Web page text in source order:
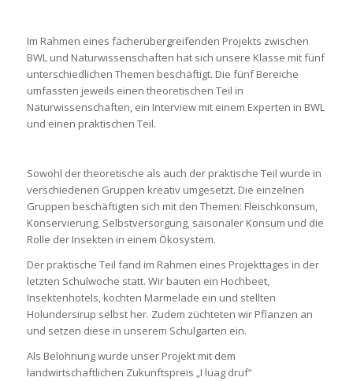
Im Rahmen eines fächerübergreifenden Projekts zwischen
BWL und Naturwissenschaften hat sich unsere Klasse mit fünf
unterschiedlichen Themen beschäftigt. Die fünf Bereiche
umfassten jeweils einen theoretischen Teil in
Naturwissenschaften, ein Interview mit einem Experten in BWL
und einen praktischen Teil.
Sowohl der theoretische als auch der praktische Teil wurde in
verschiedenen Gruppen kreativ umgesetzt. Die einzelnen
Gruppen beschäftigten sich mit den Themen: Fleischkonsum,
Konservierung, Selbstversorgung, saisonaler Konsum und die
Rolle der Insekten in einem Ökosystem.
Der praktische Teil fand im Rahmen eines Projekttages in der
letzten Schulwoche statt. Wir bauten ein Hochbeet,
Insektenhotels, kochten Marmelade ein und stellten
Holundersirup selbst her. Zudem züchteten wir Pflanzen an
und setzen diese in unserem Schulgarten ein.
Als Belohnung wurde unser Projekt mit dem
landwirtschaftlichen Zukunftspreis „I luag druf“